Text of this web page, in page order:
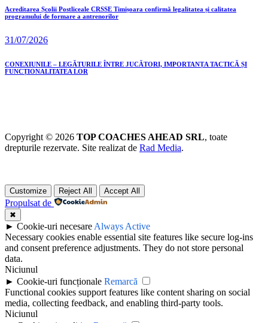
Acreditarea Școlii Postliceale CRSSE Timișoara confirmă legalitatea și calitatea
programului de formare a antrenorilor
31/07/2026
CONEXIUNILE – LEGĂTURILE ÎNTRE JUCĂTORI, IMPORTANȚA TACTICĂ ȘI
FUNCȚIONALITATEA LOR
Copyright © 2026 TOP COACHES AHEAD SRL, toate
drepturile rezervate. Site realizat de Rad Media.
Customize Reject All Accept All
Propulsat de
✖
► Cookie-uri necesare Always Active
Necessary cookies enable essential site features like secure log-ins
and consent preference adjustments. They do not store personal
data.
Niciunul
► Cookie-uri funcționale Remarcă
Functional cookies support features like content sharing on social
media, collecting feedback, and enabling third-party tools.
Niciunul